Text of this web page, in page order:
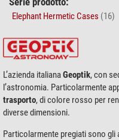
Elephant Hermetic Cases (16)
L’azienda italianaGeoptik, con
l’astronomia. Particolarmente
trasporto, di colore rosso per
diverse dimensioni.
Particolarmente pregiati sono gli